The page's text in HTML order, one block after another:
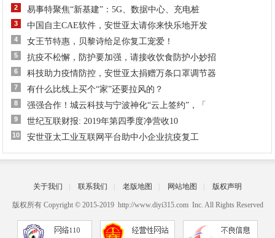
2 易事特聚焦“新基建”：5G、数据中心、充电桩
3 中国自主CAE软件，安世亚太请你来快乐地开发
4 女王节特惠，贝黎诗给足你复工宠爱！
5 抗疫不松懈，防护要加强，请接收饮食防护小妙招
6 科技助力疫情防控，安世亚太捐赠万条口罩调节器
7 有什么比线上买个“家”还要拉风的？
8 强强合作！城云科技与宁波神化“云上签约”，「
9 世纪互联财报: 2019年第四季度净营收10
10 安世亚太工业互联网平台助中小企业抗疫复工
关于我们 联系我们 老版地图 网站地图 版权声明
版权所有 Copyright © 2015-2019 http://www.diyi315.com Inc. All Rights Reserved